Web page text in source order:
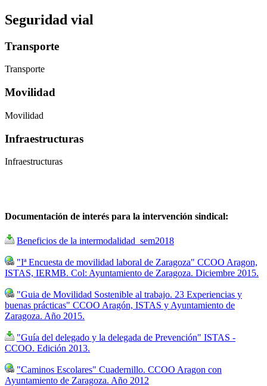
Seguridad vial
Transporte
Transporte
Movilidad
Movilidad
Infraestructuras
Infraestructuras
Documentación de interés para la intervención sindical:
Beneficios de la intermodalidad_sem2018
"Iª Encuesta de movilidad laboral de Zaragoza" CCOO Aragon,
ISTAS, IERMB. Col: Ayuntamiento de Zaragoza. Diciembre 2015.
"Guia de Movilidad Sostenible al trabajo. 23 Experiencias y
buenas prácticas" CCOO Aragón, ISTAS y Ayuntamiento de
Zaragoza. Año 2015.
"Guía del delegado y la delegada de Prevención" ISTAS -
CCOO. Edición 2013.
"Caminos Escolares" Cuadernillo. CCOO Aragon con
Ayuntamiento de Zaragoza. Año 2012